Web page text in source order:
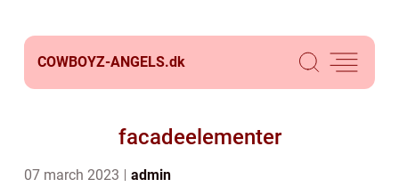
COWBOYZ-ANGELS.dk
facadeelementer
07 march 2023 admin